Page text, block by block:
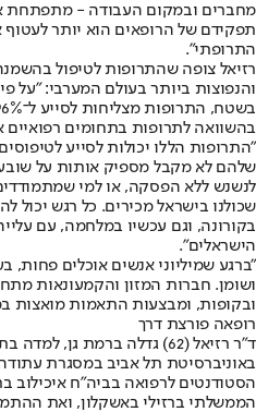
מחברים ובמקום העבודה - מתפתחת
תפקידם של הרופאים הוא יותר
התרופתי".
רזיאל צופה שהתרופות לטיפול
והנפוצות ביותר בעולם המערבי: "על
בהשוואה לתרופות בתחומים רפואיים
"התרופות הללו יכולות לסייע
שלהם לא מקבל מספיק אותות על שובע
לנשנש ללא הפסקה, או למי
שכולנו בישראל מכירים. כל רגש יכול
הישראלים".
"ברגע שמיליוני אנשים אוכלים פחות,
ושומן. חברות המזון והקמעונאות
ובקופות, ומבצעות התאמות מואצות
רופאה פורצת דרך
ד"ר רזיאל (62) גדלה ברמת גן,
באוניברסיטת תל אביב במסגרת
הסטודנטים לרפואה בביה"ח איכילוב
הממשלתי ברזילי באשקלון, ואת